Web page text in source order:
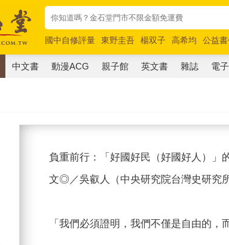
國中自修評量 東野圭吾 楊双子 高希均 公益
唯紅花綻放
奧德賽 路邊攤新作 馬斯克 玩具
中文書 動漫ACG 親子館 英文書 雜誌 電
負重前行：「好國好民（好國好人）」
文◎／吳叡人（中央研究院台灣史研究
「我們必須證明，我們不僅是自由的